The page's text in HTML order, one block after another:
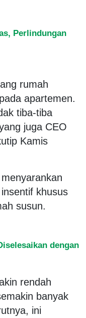
Perlindungan
rumah
apartemen.
tiba-tiba
juga CEO
Kamis
khusus
susun.
dengan
rendah
banyak
ini